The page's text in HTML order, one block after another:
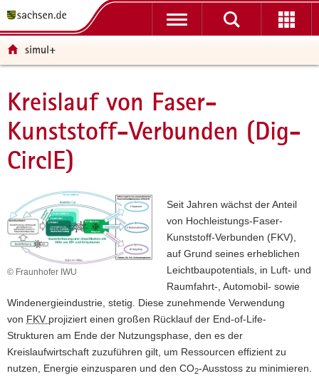
t
ü
b
e
r
g
i
f
n
e
N
a
v
i
t
n
a
v
i
g
i
o
p
n
h
a
l
t
t
e
I
n
f
o
m
a
t
o
t
-
B
e
r
e
h
simul+
Hauptinhalt
Kreislauf von Faser-
Kunststoff-Verbunden (Dig-
CirclE)
© Fraunhofer IWU
Seit Jahren wächst der Anteil
von Hochleistungs‐Faser‐
Kunststoff‐Verbunden (FKV),
auf Grund seines erheblichen
Leichtbaupotentials, in Luft- und
Raumfahrt-, Automobil- sowie
Windenergieindustrie, stetig. Diese zunehmende Verwendung
von FKV projiziert einen großen Rücklauf der End-of-Life-
Strukturen am Ende der Nutzungsphase, den es der
Kreislaufwirtschaft zuzuführen gilt, um Ressourcen effizient zu
nutzen, Energie einzusparen und den CO2-Ausstoss zu minimieren.